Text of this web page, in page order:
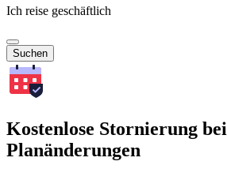
Ich reise geschäftlich
Suchen
Kostenlose Stornierung bei
Planänderungen